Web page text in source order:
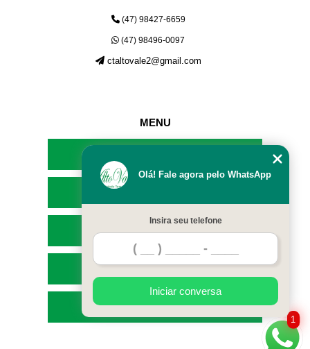
(47) 98427-6659
(47) 98496-0097
ctaltovale2@gmail.com
MENU
SERVIÇOS
MAPA DO SITE
1
Olá! Fale agora pelo WhatsApp
Insira seu telefone
Iniciar conversa